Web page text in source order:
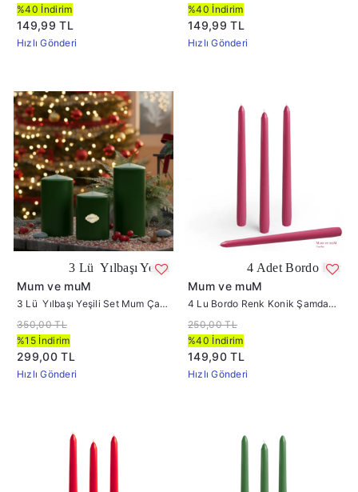
%40 İndirim
149,99 TL
Hızlı Gönderi
%40 İndirim
149,99 TL
Hızlı Gönderi
3 Lü Yılbaşı Yeşili Set Mum Çap :6 cm
Mum ve muM
3 Lü Yılbaşı Yeşili Set Mum Çap
:6 cm
350,00 TL
%15 İndirim
299,00 TL
Hızlı Gönderi
4 Adet Bordo Renk Konik
Mum ve muM
4 Lu Bordo Renk Konik Şamdan
Mum
250,00 TL
%40 İndirim
149,90 TL
Hızlı Gönderi